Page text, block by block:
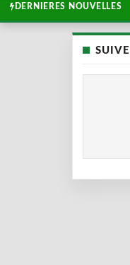
DERNIERES NOUVELLES